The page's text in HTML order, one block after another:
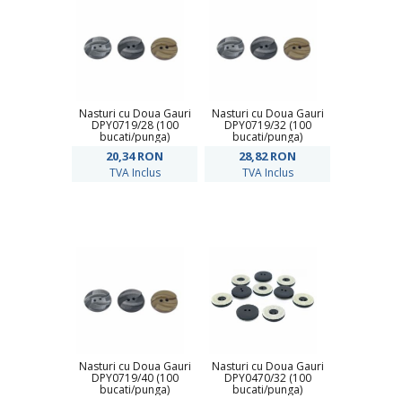
Nasturi cu Doua Gauri
DPY0719/28 (100
bucati/punga)
20,34RON
TVA Inclus
Nasturi cu Doua Gauri
DPY0719/32 (100
bucati/punga)
28,82RON
TVA Inclus
Nasturi cu Doua Gauri
DPY0719/40 (100
bucati/punga)
Nasturi cu Doua Gauri
DPY0470/32 (100
bucati/punga)